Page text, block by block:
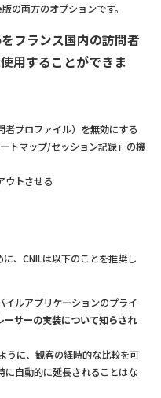
両方のオプションです。
フランス国内の訪問者
用することができま
プロファイル）を無効にする
トマップ/セッション記録」の機
ウトさせる
、CNILは以下のことを推奨し
イルアプリケーションのプライ
ーサーの実装について知らされ
うに、観客の経時的な比較を可
に自動的に延長されることはな